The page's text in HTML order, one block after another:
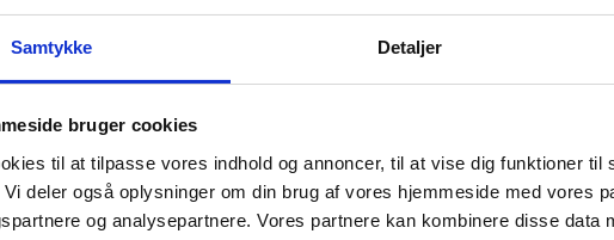
Samtykke Detaljer
bruger cookies
til at tilpasse vores indhold og annoncer, til at vise dig funktioner til
deler også oplysninger om din brug af vores hjemmeside med vores
og analysepartnere. Vores partnere kan kombinere disse data
Notat om
og indrejse i Libanon
statsløse